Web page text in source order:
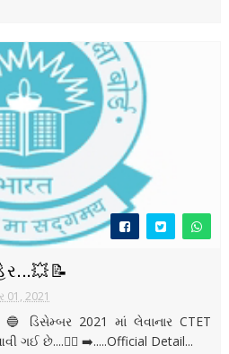
2021
🔵 ડિસેમ્બર 2021 માં લેવાનાર CTET
ગઈ છે....👇🏻 ➡️.....Official Detail...